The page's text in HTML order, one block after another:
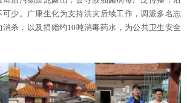
可少。广康生化为支持洪灾后续工作，调派多名志
杀，以及捐赠约10吨消毒药水，为公共卫生安全